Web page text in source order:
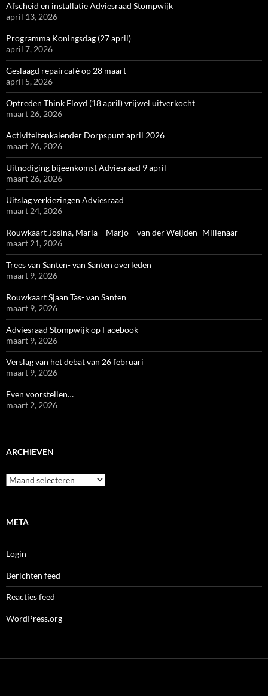
Afscheid en installatie Adviesraad Stompwijk
april 13, 2026
Programma Koningsdag (27 april)
april 7, 2026
Geslaagd repaircafé op 28 maart
april 5, 2026
Optreden Think Floyd (18 april) vrijwel uitverkocht
maart 26, 2026
Activiteitenkalender Dorpspunt april 2026
maart 26, 2026
Uitnodiging bijeenkomst Adviesraad 9 april
maart 26, 2026
Uitslag verkiezingen Adviesraad
maart 24, 2026
Rouwkaart Josina, Maria – Marjo – van der Weijden- Millenaar
maart 21, 2026
Trees van Santen- van Santen overleden
maart 9, 2026
Rouwkaart Sjaan Tas- van Santen
maart 9, 2026
Adviesraad Stompwijk op Facebook
maart 9, 2026
Verslag van het debat van 26 februari
maart 9, 2026
Even voorstellen…
maart 2, 2026
ARCHIEVEN
Archieven
META
Login
Berichten feed
Reacties feed
WordPress.org